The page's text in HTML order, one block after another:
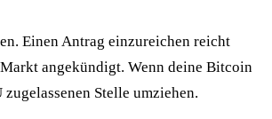
Einen Antrag einzureichen reicht
angekündigt. Wenn deine Bitcoin
Stelle umziehen.